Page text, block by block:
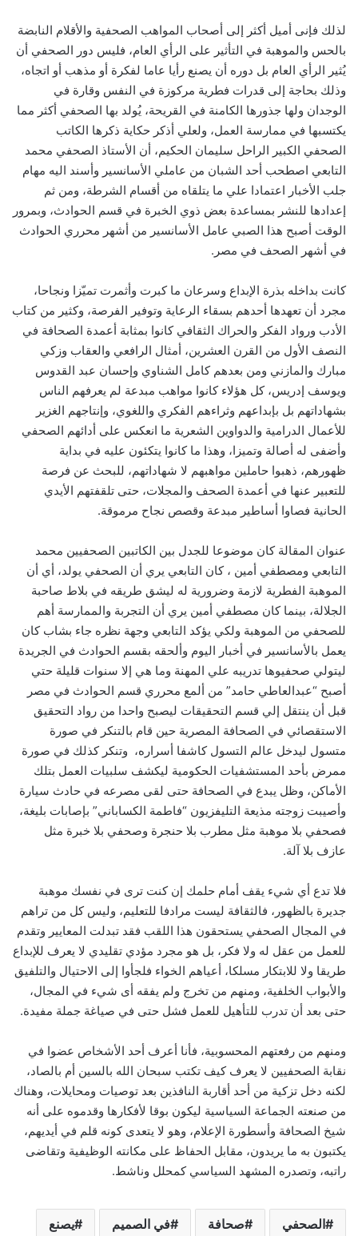
لذلك فإنى أميل أكثر إلى أصحاب المواهب الصحفية والأقلام النابضة
بالحس والموهبة في التأثير على الرأي العام، فليس دور الصحفي أن
يُثير الرأي العام بل دوره أن يصنع رأيا عاما لفكرة أو مذهب أو اتجاه،
وذلك بحاجة إلى قدرات فطرية مركوزة في النفس وقارة في
الوجدان ولها جذورها الكامنة في القريحة، يُولد بها الصحفي أكثر مما
يكتسبها في ممارسة العمل، ولعلي أذكر حكاية ذكرها الكاتب
الصحفي الكبير الراحل سليمان الحكيم، أن الأستاذ الصحفي محمد
التابعي اصطحب أحد الشبان من عاملي الأسانسير وأسند اليه مهام
جلب الأخبار اعتمادا علي ما يتلقاه من أقسام الشرطة، ومن ثم
إعدادها للنشر بمساعدة بعض ذوي الخبرة في قسم الحوادث، وبمرور
الوقت أصبح هذا الصبي عامل الأسانسير من أشهر محرري الحوادث
في أشهر الصحف في مصر.
كانت بداخله بذرة الإبداع وسرعان ما كبرت وأثمرت تميّزا ونجاحا،
مجرد أن تعهدها أحدهم بسقاء الرعاية وتوفير الفرصة، وكثير من كتاب
الأدب ورواد الفكر والحراك الثقافي كانوا بمثابة أعمدة الصحافة في
النصف الأول من القرن العشرين، أمثال الرافعي والعقاب وزكي
مبارك والمازني ومن بعدهم كامل الشناوي وإحسان عبد القدوس
ويوسف إدريس، كل هؤلاء كانوا مواهب مبدعة لم يعرفهم الناس
بشهاداتهم بل بإبداعهم وثراءهم الفكري واللغوي، وإنتاجهم الغزير
للأعمال الدرامية والدواوين الشعرية ما انعكس على أدائهم الصحفي
وأضفى له أصالة وتميزا، وهذا ما كانوا يتكئون عليه في بداية
ظهورهم، ذهبوا حاملين مواهبهم لا شهاداتهم، للبحث عن فرصة
للتعبير عنها في أعمدة الصحف والمجلات، حتى تلقفتهم الأيدي
الحانية فصاوا أساطير مبدعة وقصص نجاح مرموقة.
عنوان المقالة كان موضوعا للجدل بين الكاتبين الصحفيين محمد
التابعي ومصطفي أمين ، كان التابعي يري أن الصحفي يولد، أي أن
الموهبة الفطرية لازمة وضرورية له ليشق طريقه في بلاط صاحبة
الجلالة، بينما كان مصطفي أمين يري أن التجربة والممارسة أهم
للصحفي من الموهبة ولكي يؤكد التابعي وجهة نظره جاء بشاب كان
يعمل بالأسانسير في أخبار اليوم وألحقه بقسم الحوادث في الجريدة
ليتولي صحفيوها تدريبه علي المهنة وما هي إلا سنوات قليلة حتي
أصبح “عبدالعاطي حامد” من ألمع محرري قسم الحوادث في مصر
قبل أن ينتقل إلي قسم التحقيقات ليصبح واحدا من رواد التحقيق
الاستقصائي في الصحافة المصرية حين قام بالتنكر في صورة
متسول ليدخل عالم التسول كاشفا أسراره، وتنكر كذلك في صورة
ممرض بأحد المستشفيات الحكومية ليكشف سلبيات العمل بتلك
الأماكن، وظل يبدع في الصحافة حتى لقى مصرعه في حادث سيارة
وأصيبت زوجته مذيعة التليفزيون “فاطمة الكساباني” بإصابات بليغة،
فصحفي بلا موهبة مثل مطرب بلا حنجرة وصحفي بلا خبرة مثل
عازف بلا آلة.
فلا تدع أي شيء يقف أمام حلمك إن كنت ترى في نفسك موهبة
جديرة بالظهور، فالثقافة ليست مرادفا للتعليم، وليس كل من تراهم
في المجال الصحفي يستحقون هذا اللقب فقد تبدلت المعايير وتقدم
للعمل من عقل له ولا فكر، بل هو مجرد مؤدي تقليدي لا يعرف للإبداع
طريقا ولا للابتكار مسلكا، أعياهم الخواء فلجأوا إلى الاحتيال والتلفيق
والأبواب الخلفية، ومنهم من تخرج ولم يفقه أى شيء في المجال،
حتى بعد أن تدرب للتأهيل للعمل فشل حتى في صياغة جملة مفيدة.
ومنهم من رفعتهم المحسوبية، فأنا أعرف أحد الأشخاص عضوا في
نقابة الصحفيين لا يعرف كيف تكتب سبحان الله بالسين أم بالصاد،
لكنه دخل تزكية من أحد أقاربة النافذين بعد توصيات ومحايلات، وهناك
من صنعته الجماعة السياسية ليكون بوقا لأفكارها وقدموه على أنه
شيخ الصحافة وأسطورة الإعلام، وهو لا يتعدى كونه قلم في أيديهم،
يكتبون به ما يريدون، مقابل الحفاظ على مكانته الوظيفية وتقاضى
راتبه، وتصدره المشهد السياسي كمحلل وناشط.
الصحفي صحافة في الصميم يصنع